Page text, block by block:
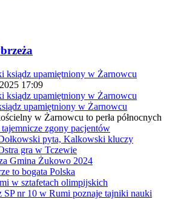
17:09
upamiętniony w Żarnowcu
w Żarnowcu to perła północnych
zgony pacjentów
pyta, Kalkowski kluczy
gra w Tczewie
Gmina Żukowo 2024
to bogata Polska
w sztafetach olimpijskich
nr 10 w Rumi poznaje tajniki nauki